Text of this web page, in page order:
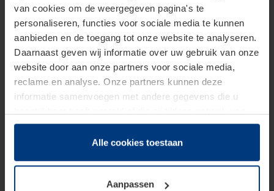
van cookies om de weergegeven pagina's te
personaliseren, functies voor sociale media te kunnen
aanbieden en de toegang tot onze website te analyseren.
Daarnaast geven wij informatie over uw gebruik van onze
website door aan onze partners voor sociale media,
reclame en analyse. Onze partners kunnen deze
informatie samenvoegen met andere gegevens die u
hun diensten hebben verzameld.
Juridisch hebben wij het recht om cookies op uw
van deze pagina's absoluut vereist is. Voor alle andere
soorten cookies is uw toestemming benodigd. Uw
Alle cookies toestaan
Aanpassen